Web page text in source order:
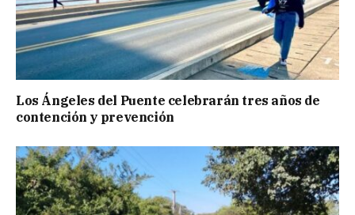
Los Ángeles del Puente celebrarán tres años de
contención y prevención